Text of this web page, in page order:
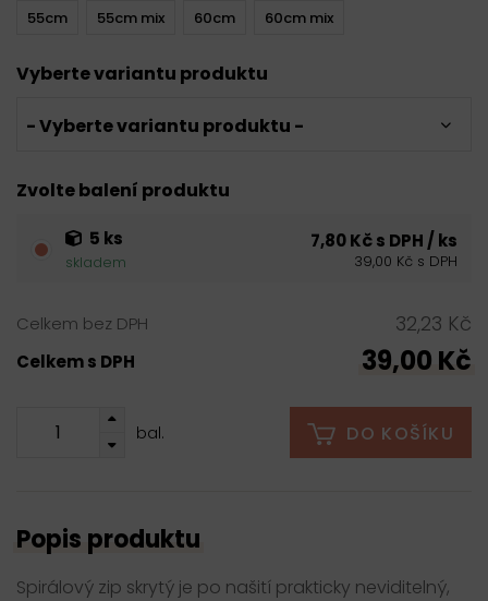
55cm 55cm mix 60cm 60cm mix
Vyberte variantu produktu
- Vyberte variantu produktu -
Zvolte balení produktu
5 ks
skladem
7,80 Kč s DPH / ks
39,00 Kč s DPH
Celkem bez DPH 32,23 Kč
Celkem s DPH 39,00 Kč
bal. DO KOŠÍKU
Popis produktu
Spirálový zip skrytý je po našití prakticky neviditelný,